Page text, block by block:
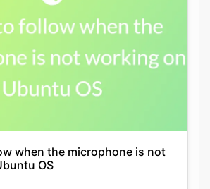
when the microphone is not
OS